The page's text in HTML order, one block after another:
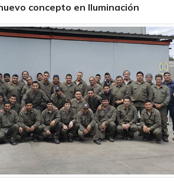
concepto en Iluminación